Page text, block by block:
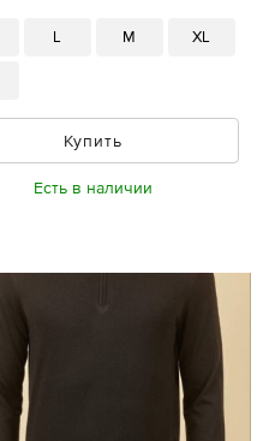
L M XL
Купить
Есть в наличии